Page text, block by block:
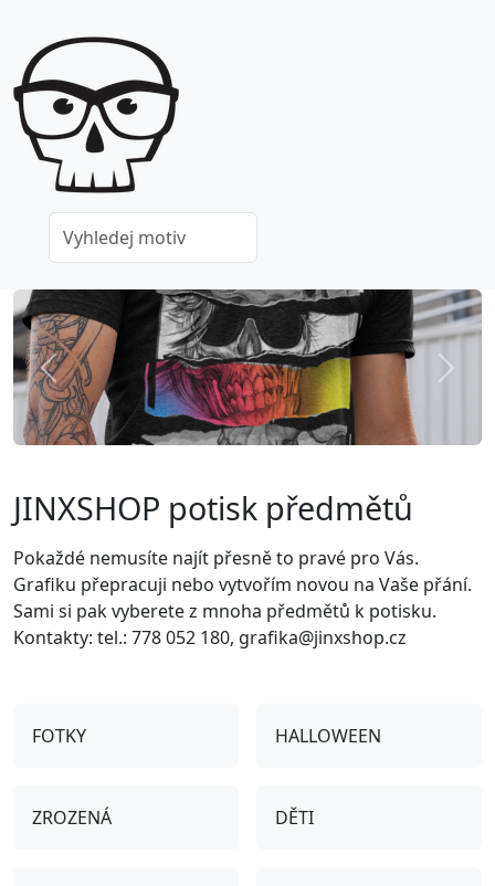
Previous Next
JINXSHOP potisk předmětů
Pokaždé nemusíte najít přesně to pravé pro Vás.
Grafiku přepracuji nebo vytvořím novou na Vaše přání.
Sami si pak vyberete z mnoha předmětů k potisku.
Kontakty: tel.: 778 052 180, grafika@jinxshop.cz
FOTKY HALLOWEEN
ZROZENÁ DĚTI